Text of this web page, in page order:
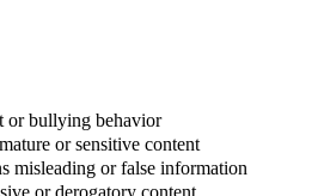
or bullying behavior
or sensitive content
misleading or false information